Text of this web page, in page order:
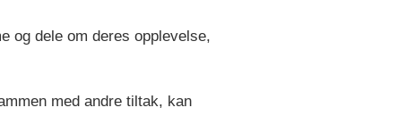
og dele om deres opplevelse,
med andre tiltak, kan